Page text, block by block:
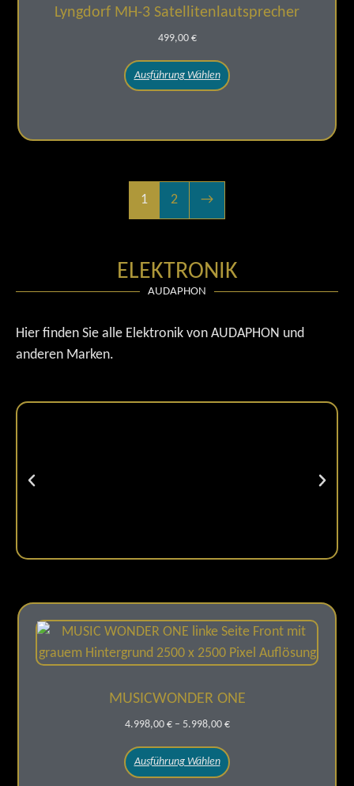
Lyngdorf MH-3 Satellitenlautsprecher
499,00 €
Ausführung Wählen
1 2 →
ELEKTRONIK
AUDAPHON
Hier finden Sie alle Elektronik von AUDAPHON und
anderen Marken.
MUSICWONDER ONE
4.998,00 € – 5.998,00 €
Ausführung Wählen